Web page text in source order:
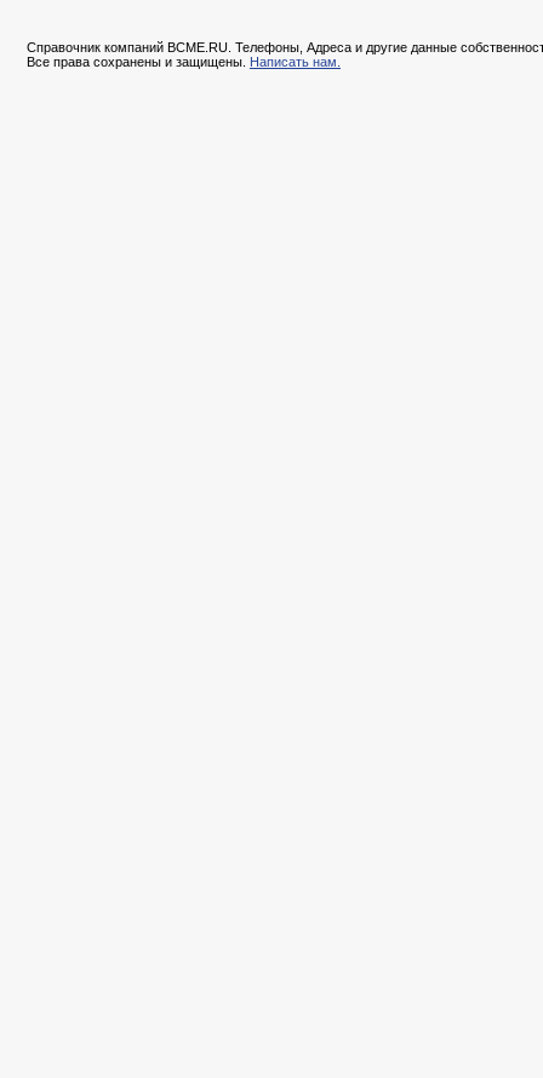
Справочник компаний BCME.RU. Телефоны, Адреса и другие данные
Все права сохранены и защищены. Написать нам.